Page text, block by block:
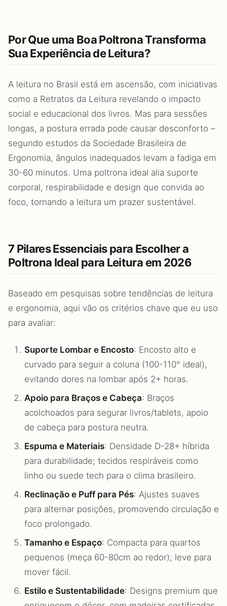
Por Que uma Boa Poltrona Transforma
Sua Experiência de Leitura?
A leitura no Brasil está em ascensão, com iniciativas
como a Retratos da Leitura revelando o impacto
social e educacional dos livros. Mas para sessões
longas, a postura errada pode causar desconforto –
segundo estudos da Sociedade Brasileira de
Ergonomia, ângulos inadequados levam a fadiga em
30-60 minutos. Uma poltrona ideal alia suporte
corporal, respirabilidade e design que convida ao
foco, tornando a leitura um prazer sustentável.
7 Pilares Essenciais para Escolher a
Poltrona Ideal para Leitura em 2026
Baseado em pesquisas sobre tendências de leitura
e ergonomia, aqui vão os critérios chave que eu uso
para avaliar:
Suporte Lombar e Encosto: Encosto alto e
curvado para seguir a coluna (100-110° ideal),
evitando dores na lombar após 2+ horas.
Apoio para Braços e Cabeça: Braços
acolchoados para segurar livros/tablets, apoio
de cabeça para postura neutra.
Espuma e Materiais: Densidade D-28+ híbrida
para durabilidade; tecidos respiráveis como
linho ou suede tech para o clima brasileiro.
Reclinação e Puff para Pés: Ajustes suaves
para alternar posições, promovendo circulação e
foco prolongado.
Tamanho e Espaço: Compacta para quartos
pequenos (meça 60-80cm ao redor); leve para
mover fácil.
Estilo e Sustentabilidade: Designs premium que